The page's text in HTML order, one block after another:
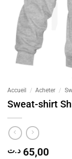
Accueil / Acheter /
Sweat-shirt
65,00 د.ت